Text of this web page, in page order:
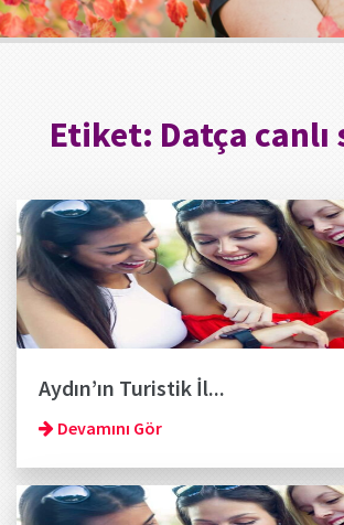
Etiket: Datça
Aydın’ın Turistik İl...
Devamını Gör